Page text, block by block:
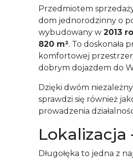
Przedmiotem
dom jednorodzinny o
wybudowany w 2013
820 m². To doskonała
komfortowej
dobrym dojazdem do
Dzięki dwóm
sprawdzi się również
prowadzenia
Lokalizacja
Długołęka to jedna z